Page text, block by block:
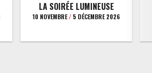
LA SOIRÉE LUMINEUSE
10 NOVEMBRE/ 5 DÉCEMBRE 2026